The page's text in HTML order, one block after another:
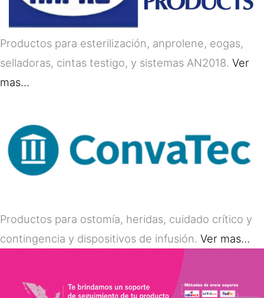
Productos para esterilización, anprolene, eogas,
selladoras, cintas testigo, y sistemas AN2018. Ver
mas…
Productos para ostomía, heridas, cuidado crítico y
contingencia y dispositivos de infusión. Ver mas…